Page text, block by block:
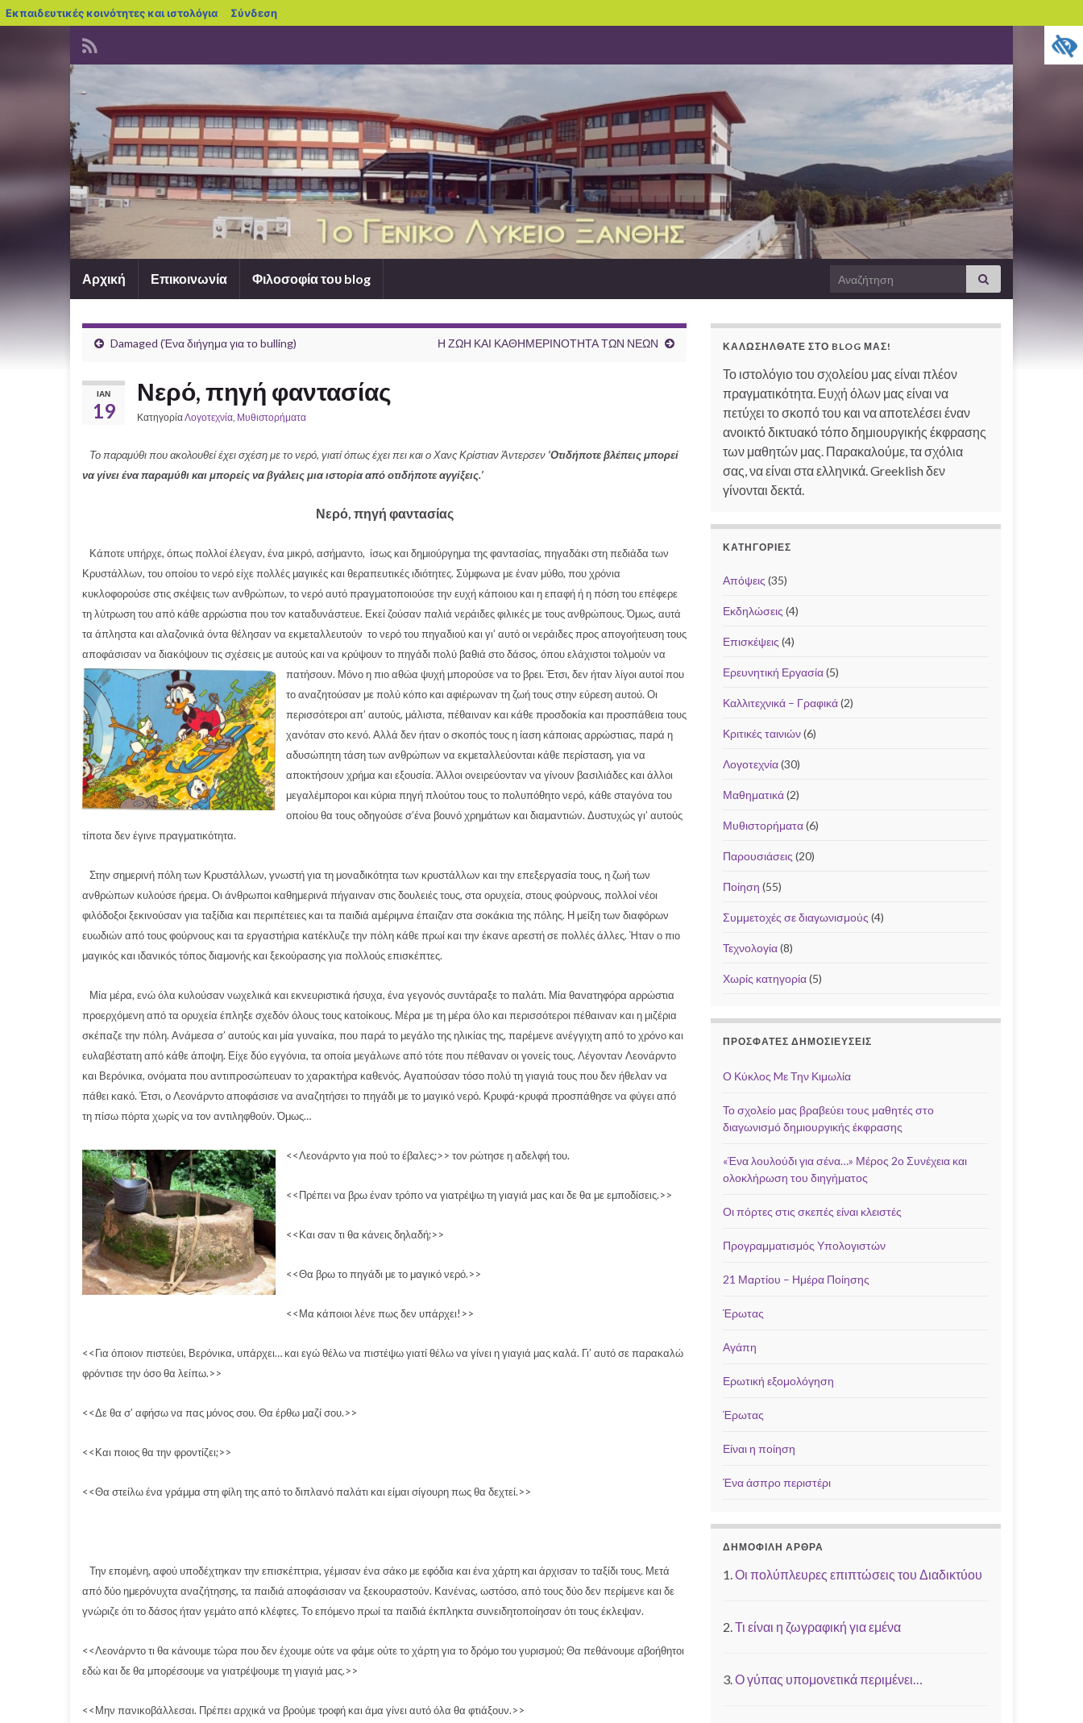
Εκπαιδευτικές κοινότητες και ιστολόγια blogs.sch.gr
Σύνδεση
Αρχική Επικοινωνία Φιλοσοφία του blog
Search
Damaged (Ένα διήγημα για το bulling) Η ΖΩΗ ΚΑΙ ΚΑΘΗΜΕΡΙΝΟΤΗΤΑ ΤΩΝ ΝΕΩΝ
ΙΑΝ
19
Νερό, πηγή φαντασίας
ΚατηγορίαΛογοτεχνία, Μυθιστορήματα
Το παραμύθι που ακολουθεί έχει σχέση με το νερό, γιατί όπως έχει πει και ο Χανς Κρίστιαν Άντερσεν ‘Οτιδήποτε βλέπεις μπορεί
να γίνει ένα παραμύθι και μπορείς να βγάλεις μια ιστορία από οτιδήποτε αγγίξεις.’
Νερό, πηγή φαντασίας
Κάποτε υπήρχε, όπως πολλοί έλεγαν, ένα μικρό, ασήμαντο, ίσως και δημιούργημα της φαντασίας, πηγαδάκι στη πεδιάδα των
Κρυστάλλων, του οποίου το νερό είχε πολλές μαγικές και θεραπευτικές ιδιότητες. Σύμφωνα με έναν μύθο, που χρόνια
κυκλοφορούσε στις σκέψεις των ανθρώπων, το νερό αυτό πραγματοποιούσε την ευχή κάποιου και η επαφή ή η πόση του επέφερε
τη λύτρωση του από κάθε αρρώστια που τον καταδυνάστευε. Εκεί ζούσαν παλιά νεράιδες φιλικές με τους ανθρώπους. Όμως, αυτά
τα άπληστα και αλαζονικά όντα θέλησαν να εκμεταλλευτούν το νερό του πηγαδιού και γι’ αυτό οι νεράιδες προς απογοήτευση τους
αποφάσισαν να διακόψουν τις σχέσεις με αυτούς και να κρύψουν το πηγάδι πολύ βαθιά στο δάσος, όπου ελάχιστοι τολμούν να
πατήσουν. Μόνο η πιο αθώα ψυχή μπορούσε να το βρει. Έτσι, δεν ήταν λίγοι αυτοί που
το αναζητούσαν με πολύ κόπο και αφιέρωναν τη ζωή τους στην εύρεση αυτού. Οι
περισσότεροι απ’ αυτούς, μάλιστα, πέθαιναν και κάθε προσδοκία και προσπάθεια τους
χανόταν στο κενό. Αλλά δεν ήταν ο σκοπός τους η ίαση κάποιας αρρώστιας, παρά η
αδυσώπητη τάση των ανθρώπων να εκμεταλλεύονται κάθε περίσταση, για να
αποκτήσουν χρήμα και εξουσία. Άλλοι ονειρεύονταν να γίνουν βασιλιάδες και άλλοι
μεγαλέμποροι και κύρια πηγή πλούτου τους το πολυπόθητο νερό, κάθε σταγόνα του
οποίου θα τους οδηγούσε σ’ένα βουνό χρημάτων και διαμαντιών. Δυστυχώς γι’ αυτούς
τίποτα δεν έγινε πραγματικότητα.
Στην σημερινή πόλη των Κρυστάλλων, γνωστή για τη μοναδικότητα των κρυστάλλων και την επεξεργασία τους, η ζωή των
ανθρώπων κυλούσε ήρεμα. Οι άνθρωποι καθημερινά πήγαιναν στις δουλειές τους, στα ορυχεία, στους φούρνους, πολλοί νέοι
φιλόδοξοι ξεκινούσαν για ταξίδια και περιπέτειες και τα παιδιά αμέριμνα έπαιζαν στα σοκάκια της πόλης. Η μείξη των διαφόρων
ευωδιών από τους φούρνους και τα εργαστήρια κατέκλυζε την πόλη κάθε πρωί και την έκανε αρεστή σε πολλές άλλες. Ήταν ο πιο
μαγικός και ιδανικός τόπος διαμονής και ξεκούρασης για πολλούς επισκέπτες.
Μία μέρα, ενώ όλα κυλούσαν νωχελικά και εκνευριστικά ήσυχα, ένα γεγονός συντάραξε το παλάτι. Μία θανατηφόρα αρρώστια
προερχόμενη από τα ορυχεία έπληξε σχεδόν όλους τους κατοίκους. Μέρα με τη μέρα όλο και περισσότεροι πέθαιναν και η μιζέρια
σκέπαζε την πόλη. Ανάμεσα σ’ αυτούς και μία γυναίκα, που παρά το μεγάλο της ηλικίας της, παρέμενε ανέγγιχτη από το χρόνο και
ευλαβέστατη από κάθε άποψη. Είχε δύο εγγόνια, τα οποία μεγάλωνε από τότε που πέθαναν οι γονείς τους. Λέγονταν Λεονάρντο
και Βερόνικα, ονόματα που αντιπροσώπευαν το χαρακτήρα καθενός. Αγαπούσαν τόσο πολύ τη γιαγιά τους που δεν ήθελαν να
πάθει κακό. Έτσι, ο Λεονάρντο αποφάσισε να αναζητήσει το πηγάδι με το μαγικό νερό. Κρυφά-κρυφά προσπάθησε να φύγει από
τη πίσω πόρτα χωρίς να τον αντιληφθούν. Όμως…
<<Λεονάρντο για πού το έβαλες;>> τον ρώτησε η αδελφή του.
<<Πρέπει να βρω έναν τρόπο να γιατρέψω τη γιαγιά μας και δε θα με εμποδίσεις.>>
<<Και σαν τι θα κάνεις δηλαδή;>>
<<Θα βρω το πηγάδι με το μαγικό νερό.>>
<<Μα κάποιοι λένε πως δεν υπάρχει!>>
<<Για όποιον πιστεύει, Βερόνικα, υπάρχει… και εγώ θέλω να πιστέψω γιατί θέλω να γίνει η γιαγιά μας καλά. Γι’ αυτό σε παρακαλώ
φρόντισε την όσο θα λείπω.>>
<<Δε θα σ’ αφήσω να πας μόνος σου. Θα έρθω μαζί σου.>>
<<Και ποιος θα την φροντίζει;>>
<<Θα στείλω ένα γράμμα στη φίλη της από το διπλανό παλάτι και είμαι σίγουρη πως θα δεχτεί.>>
Την επομένη, αφού υποδέχτηκαν την επισκέπτρια, γέμισαν ένα σάκο με εφόδια και ένα χάρτη και άρχισαν το ταξίδι τους. Μετά
από δύο ημερόνυχτα αναζήτησης, τα παιδιά αποφάσισαν να ξεκουραστούν. Κανένας, ωστόσο, από τους δύο δεν περίμενε και δε
γνώριζε ότι το δάσος ήταν γεμάτο από κλέφτες. Το επόμενο πρωί τα παιδιά έκπληκτα συνειδητοποίησαν ότι τους έκλεψαν.
<<Λεονάρντο τι θα κάνουμε τώρα που δεν έχουμε ούτε να φάμε ούτε το χάρτη για το δρόμο του γυρισμού; Θα πεθάνουμε αβοήθητοι
εδώ και δε θα μπορέσουμε να γιατρέψουμε τη γιαγιά μας.>>
<<Μην πανικοβάλλεσαι. Πρέπει αρχικά να βρούμε τροφή και άμα γίνει αυτό όλα θα φτιάξουν.>>
ΚΑΛΩΣΉΛΘΑΤΕ ΣΤΟ BLOG ΜΑΣ!
Το ιστολόγιο του σχολείου μας είναι πλέον
πραγματικότητα. Ευχή όλων μας είναι να
πετύχει το σκοπό του και να αποτελέσει έναν
ανοικτό δικτυακό τόπο δημιουργικής έκφρασης
των μαθητών μας. Παρακαλούμε, τα σχόλια
σας, να είναι στα ελληνικά. Greeklish δεν
γίνονται δεκτά.
ΚΑΤΗΓΟΡΊΕΣ
Απόψεις (35)
Εκδηλώσεις (4)
Επισκέψεις (4)
Ερευνητική Εργασία(5)
Καλλιτεχνικά – Γραφικά(2)
Κριτικές ταινιών(6)
Λογοτεχνία(30)
Μαθηματικά(2)
Μυθιστορήματα(6)
Παρουσιάσεις (20)
Ποίηση (55)
Συμμετοχές σε διαγωνισμούς (4)
Τεχνολογία(8)
Χωρίς κατηγορία(5)
ΠΡΌΣΦΑΤΕΣ ΔΗΜΟΣΙΕΎΣΕΙΣ
Ο Κύκλος Mε Την Κιμωλία
Το σχολείο μας βραβεύει τους μαθητές στο
διαγωνισμό δημιουργικής έκφρασης
«Ένα λουλούδι για σένα…» Μέρος 2ο Συνέχεια και
ολοκλήρωση του διηγήματος
Οι πόρτες στις σκεπές είναι κλειστές
Προγραμματισμός Υπολογιστών
21 Μαρτίου – Ημέρα Ποίησης
Έρωτας
Αγάπη
Ερωτική εξομολόγηση
Έρωτας
Είναι η ποίηση
Ένα άσπρο περιστέρι
ΔΗΜΟΦΙΛΉ ΆΡΘΡΑ
1.Οι πολύπλευρες επιπτώσεις του Διαδικτύου
2.Τι είναι η ζωγραφική για εμένα
3.Ο γύπας υπομονετικά περιμένει…